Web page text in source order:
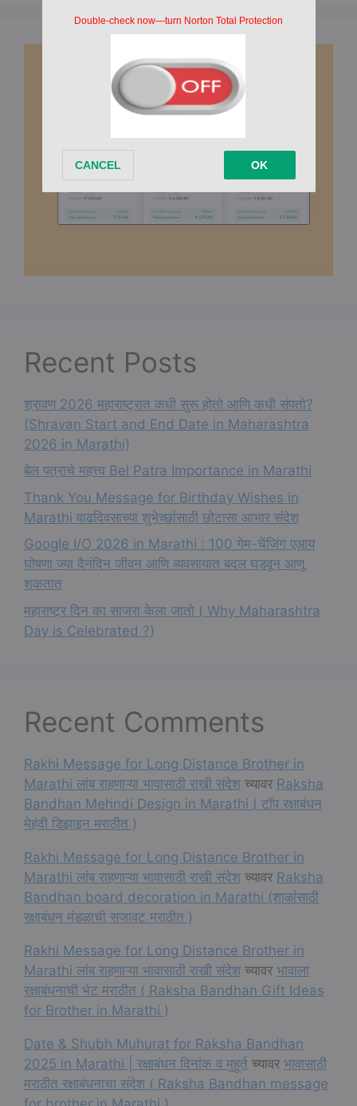
Recent Posts
श्रावण 2026 महाराष्ट्रात कधी सुरू होतो आणि कधी संपतो?
(Shravan Start and End Date in Maharashtra
2026 in Marathi)
बेल पत्राचे महत्त्व Bel Patra Importance in Marathi
Thank You Message for Birthday Wishes in
Marathi वाढदिवसाच्या शुभेच्छांसाठी छोटासा आभार संदेश
Google I/O 2026 in Marathi : 100 गेम-चेंजिंग एआय
घोषणा ज्या दैनंदिन जीवन आणि व्यवसायात बदल घडवून आणू
शकतात
महाराष्ट्र दिन का साजरा केला जातो ( Why Maharashtra
Day is Celebrated ?)
Recent Comments
Rakhi Message for Long Distance Brother in
Marathi लांब राहणाऱ्या भावासाठी राखी संदेश च्यावर Raksha
Bandhan Mehndi Design in Marathi ( टॉप रक्षाबंधन
मेहंदी डिझाइन मराठीत )
Rakhi Message for Long Distance Brother in
Marathi लांब राहणाऱ्या भावासाठी राखी संदेश च्यावर Raksha
Bandhan board decoration in Marathi (शाळांसाठी
रक्षाबंधन मंडळाची सजावट मराठीत )
Rakhi Message for Long Distance Brother in
Marathi लांब राहणाऱ्या भावासाठी राखी संदेश च्यावर भावाला
रक्षाबंधनाची भेट मराठीत ( Raksha Bandhan Gift Ideas
for Brother in Marathi )
Date & Shubh Muhurat for Raksha Bandhan
2025 in Marathi | रक्षाबंधन दिनांक व मुहूर्त च्यावर भावासाठी
मराठीत रक्षाबंधनाचा संदेश ( Raksha Bandhan message